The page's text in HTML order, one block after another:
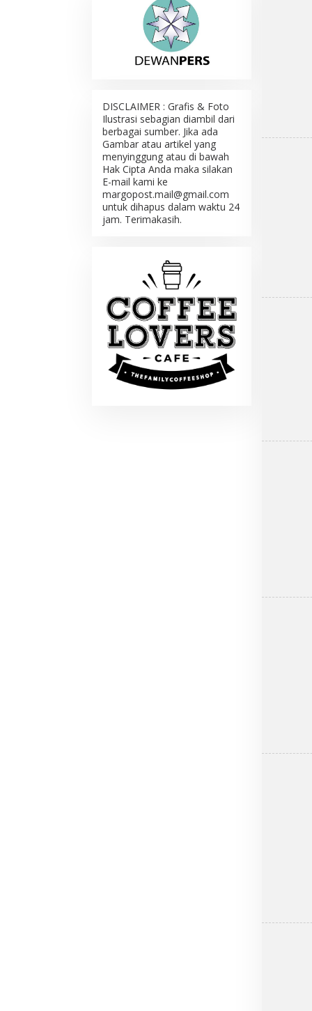
DISCLAIMER : Grafis & Foto
Ilustrasi sebagian diambil dari
berbagai sumber. Jika ada
Gambar atau artikel yang
menyinggung atau di bawah
Hak Cipta Anda maka silakan
E-mail kami ke
margopost.mail@gmail.com
untuk dihapus dalam waktu 24
jam. Terimakasih.